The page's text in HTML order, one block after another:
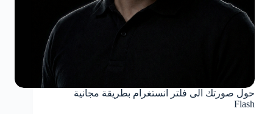
حول صورتك الى فلتر انستغرام بطريقة مجانية
Flash